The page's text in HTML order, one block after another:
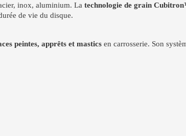
inox, aluminium. La technologie de grain
de vie du disque.
peintes, apprêts et mastics en carrosserie. Son